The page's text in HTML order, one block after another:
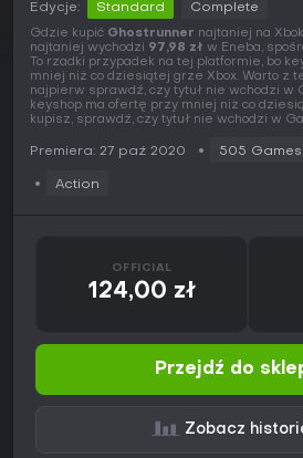
Edycje: Standard Complete
Gdzie kupić Ghostrunner najtaniej na
najtaniej wychodzi 97,98 zł w Eneba,
To rzadki przypadek na tej platformie, bo
mniej niż co dziesiątej grze Xbox. Warto z
najpierw sprawdź, czy tytuł nie wchodzi w
keyshop ma ofertę przy mniej niż co
kupisz, sprawdź, czy tytuł nie wchodzi w
Premiera: 27 paź 2020 505 Games
Action
OFFICIAL
124,00 zł
Przejdź do
Zobacz